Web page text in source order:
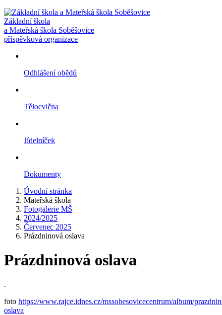
Základní škola
a Mateřská škola Soběšovice
příspěvková organizace
Odhlášení obědů
Tělocvična
Jídelníček
Dokumenty
Úvodní stránka
Mateřská škola
Fotogalerie MŠ
2024/2025
Červenec 2025
Prázdninová oslava
Prázdninová oslava
.
foto https://www.rajce.idnes.cz/mssobesovicecentrum/album/
oslava